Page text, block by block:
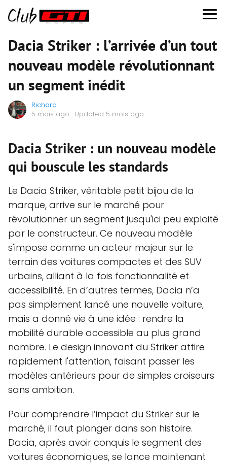
Dacia Striker : l’arrivée d’un tout
nouveau modèle révolutionnant
un segment inédit
Richard
5 mois ago · Updated 5 mois ago
Dacia Striker : un nouveau modèle
qui bouscule les standards
Le Dacia Striker, véritable petit bijou de la
marque, arrive sur le marché pour
révolutionner un segment jusqu'ici peu exploité
par le constructeur. Ce nouveau modèle
s'impose comme un acteur majeur sur le
terrain des voitures compactes et des SUV
urbains, alliant à la fois fonctionnalité et
accessibilité. En d’autres termes, Dacia n’a
pas simplement lancé une nouvelle voiture,
mais a donné vie à une idée : rendre la
mobilité durable accessible au plus grand
nombre. Le design innovant du Striker attire
rapidement l'attention, faisant passer les
modèles antérieurs pour de simples croiseurs
sans ambition.
Pour comprendre l’impact du Striker sur le
marché, il faut plonger dans son histoire.
Dacia, après avoir conquis le segment des
voitures économiques, se lance maintenant